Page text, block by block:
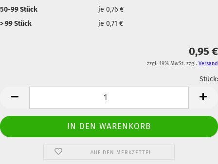
50-99 Stück
je 0,76 €
> 99 Stück
je 0,71 €
0,95 €
zzgl. 19% MwSt. zzgl. Versand
Stück:
AUF DEN MERKZETTEL